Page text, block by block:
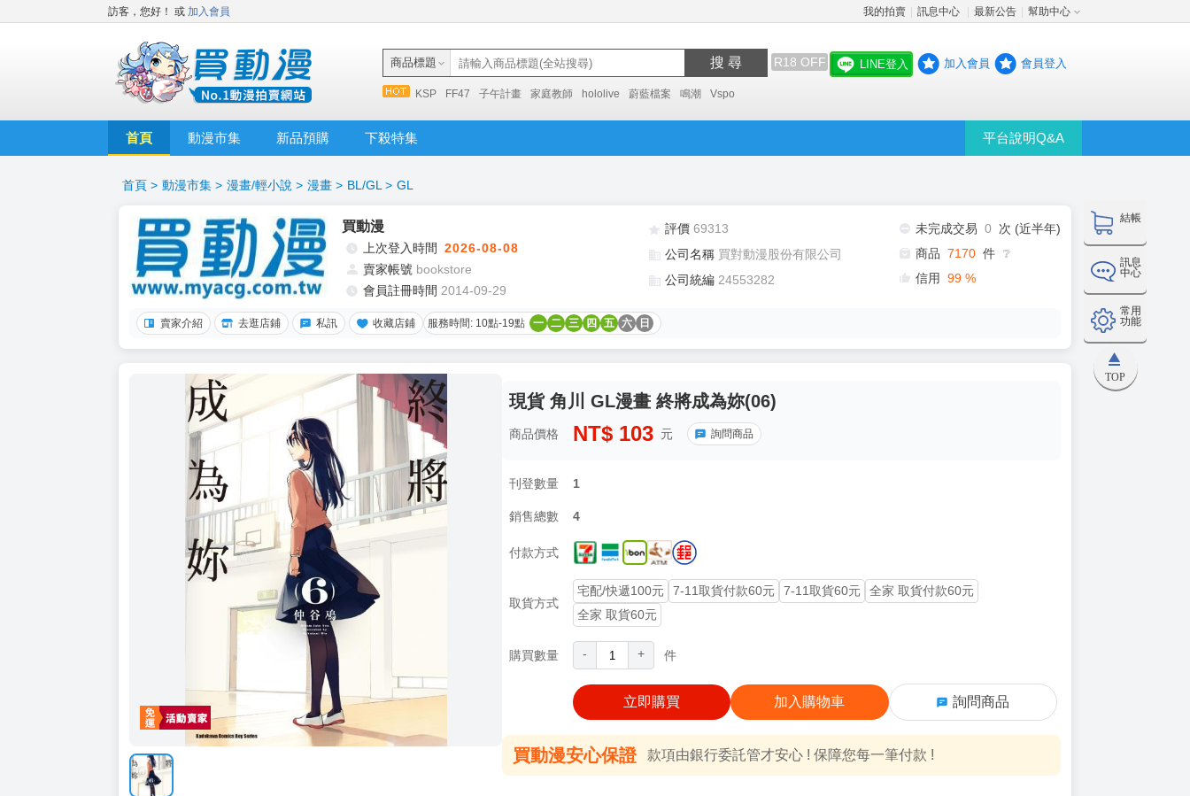
訪客，您好！ 或 加入會員 我的拍賣 訊息中心 最新公告 幫助中心
商品標題 搜 尋 R18 OFF
KSP FF47 子午計畫 家庭教師 hololive 蔚藍檔案 鳴潮 Vspo
LINE登入 加入會員 會員登入
首頁 動漫市集 新品預購 下殺特集 平台說明Q&A
結帳
訊息
中心
常用
功能
TOP
首頁 > 動漫市集 > 漫畫/輕小說 > 漫畫 > BL/GL > GL
買動漫
上次登入時間 2026-08-08
賣家帳號 bookstore
會員註冊時間 2014-09-29
評價 69313
公司名稱 買對動漫股份有限公司
公司統編 24553282
未完成交易 0
次 (近半年)
商品 7170 件 ❔
信用 99 %
賣家介紹 去逛店鋪 私訊 收藏店鋪 服務時間: 10點-19點 一 二 三 四 五 六 日
現貨 角川 GL漫畫 終將成為妳(06)
商品價格 NT$ 103 元 詢問商品
刊登數量 1
銷售總數 4
付款方式
取貨方式
宅配/快遞100元 7-11取貨付款60元 7-11取貨60元
全家 取貨付款60元
全家 取貨60元
購買數量 - + 件
立即購買 加入購物車 詢問商品
買動漫安心保證 款項由銀行委託管才安心 ! 保障您每一筆付款 !